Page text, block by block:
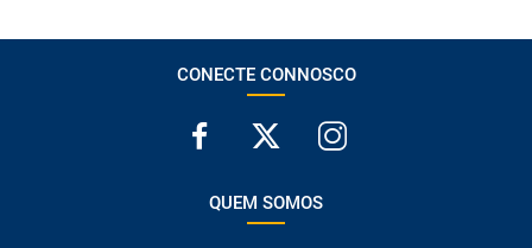
CONECTE CONNOSCO
QUEM SOMOS